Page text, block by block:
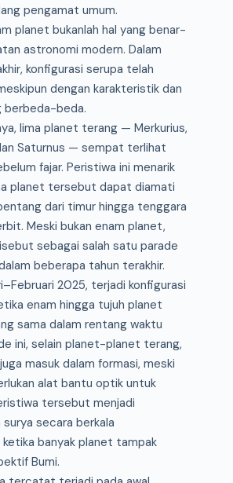
pengamat umum.
planet bukanlah hal yang benar-
astronomi modern. Dalam
konfigurasi serupa telah
dengan karakteristik dan
berbeda-beda.
lima planet terang — Merkurius,
Saturnus — sempat terlihat
fajar. Peristiwa ini menarik
planet tersebut dapat diamati
dari timur hingga tenggara
Meski bukan enam planet,
sebagai salah satu parade
beberapa tahun terakhir.
2025, terjadi konfigurasi
enam hingga tujuh planet
sama dalam rentang waktu
ini, selain planet-planet terang,
masuk dalam formasi, meski
alat bantu optik untuk
tersebut menjadi
secara berkala
banyak planet tampak
Bumi.